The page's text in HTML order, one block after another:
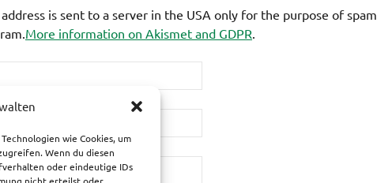
wie Cookies, um
Wenn du diesen
oder eindeutige IDs
is sent to a server in the USA only for the purpose of spam
More information on Akismet and GDPR.